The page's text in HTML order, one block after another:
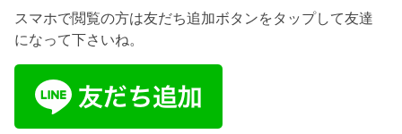
スマホで閲覧の方は友だち追加ボタンをタップして友達
になって下さいね。